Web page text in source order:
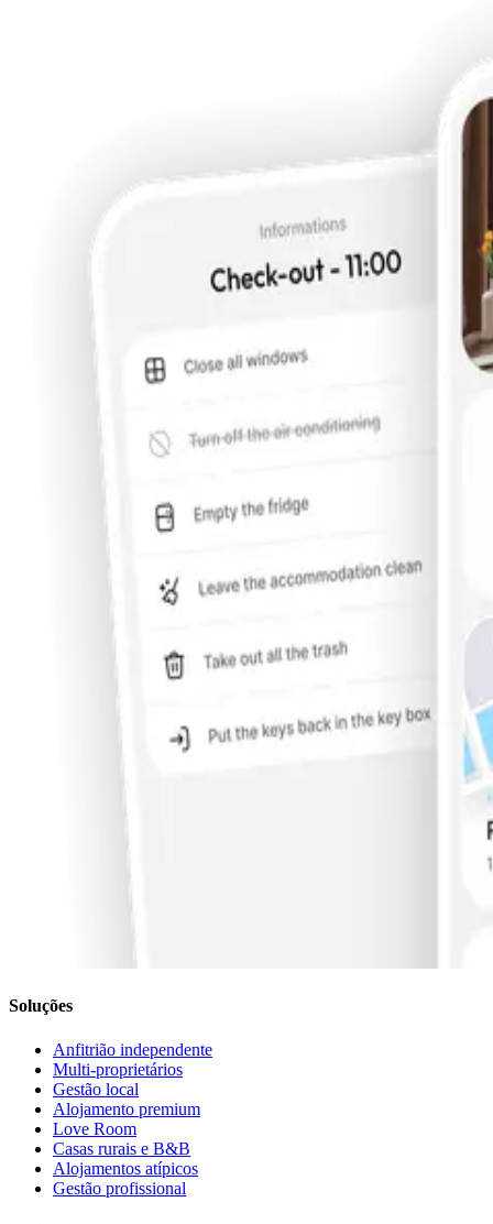
Soluções
Anfitrião independente
Multi-proprietários
Gestão local
Alojamento premium
Love Room
Casas rurais e B&B
Alojamentos atípicos
Gestão profissional